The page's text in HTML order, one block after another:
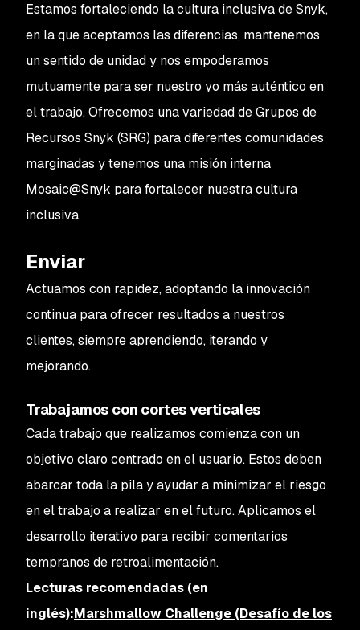
Estamos fortaleciendo la cultura inclusiva de Snyk,
en la que aceptamos las diferencias, mantenemos
un sentido de unidad y nos empoderamos
mutuamente para ser nuestro yo más auténtico en
el trabajo. Ofrecemos una variedad de Grupos de
Recursos Snyk (SRG) para diferentes comunidades
marginadas y tenemos una misión interna
Mosaic@Snyk para fortalecer nuestra cultura
inclusiva.
Enviar
Actuamos con rapidez, adoptando la innovación
continua para ofrecer resultados a nuestros
clientes, siempre aprendiendo, iterando y
mejorando.
Trabajamos con cortes verticales
Cada trabajo que realizamos comienza con un
objetivo claro centrado en el usuario. Estos deben
abarcar toda la pila y ayudar a minimizar el riesgo
en el trabajo a realizar en el futuro. Aplicamos el
desarrollo iterativo para recibir comentarios
tempranos de retroalimentación.
Lecturas recomendadas (en
inglés):Marshmallow Challenge (Desafío de los